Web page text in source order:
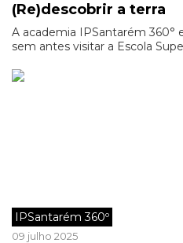
(Re)descobrir a terra
A academia IPSantarém 360°
sem antes visitar a Escola
IPSantarém 360º
09 julho 2025